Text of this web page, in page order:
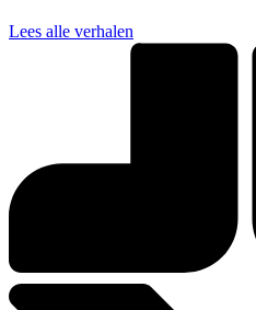
Lees alle verhalen